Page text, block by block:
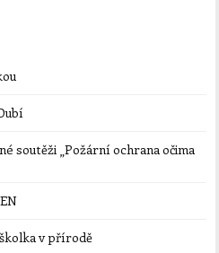
soutěži „Požární ochrana očima
v přírodě